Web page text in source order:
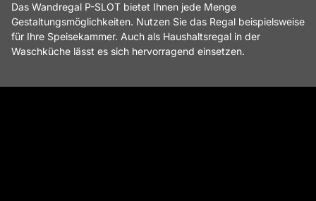
Das Wandregal P-SLOT bietet Ihnen jede Menge
Gestaltungsmöglichkeiten. Nutzen Sie das Regal beispielsweise
für Ihre Speisekammer. Auch als Haushaltsregal in der
Waschküche lässt es sich hervorragend einsetzen.